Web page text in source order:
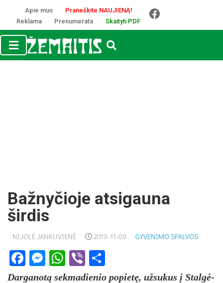
Apie mus
Praneškite NAUJIENĄ!
Reklama
Prenumerata Skaityti PDF
Bažnyčioje atsigauna
širdis
NIJOLĖ JANKUVIENĖ 2019-11-09 GYVENIMO SPALVOS
Facebook
Messenger
WhatsApp
Viber
Dar­ga­no­tą sek­ma­die­nio po­pie­tę, už­su­kus į Stal­gė­